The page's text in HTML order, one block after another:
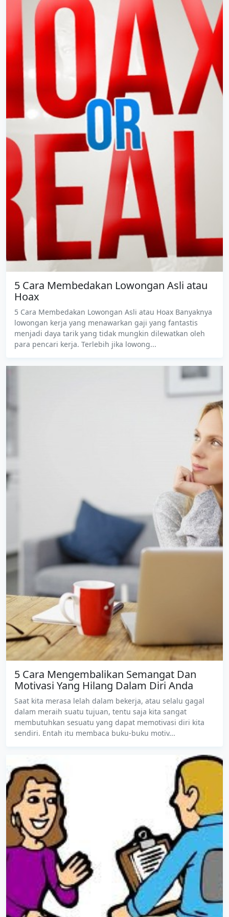
5 Cara Membedakan Lowongan Asli atau
Hoax
5 Cara Membedakan Lowongan Asli atau Hoax Banyaknya
lowongan kerja yang menawarkan gaji yang fantastis
menjadi daya tarik yang tidak mungkin dilewatkan oleh
para pencari kerja. Terlebih jika lowong...
5 Cara Mengembalikan Semangat Dan
Motivasi Yang Hilang Dalam Diri Anda
Saat kita merasa lelah dalam bekerja, atau selalu gagal
dalam meraih suatu tujuan, tentu saja kita sangat
membutuhkan sesuatu yang dapat memotivasi diri kita
sendiri. Entah itu membaca buku-buku motiv...